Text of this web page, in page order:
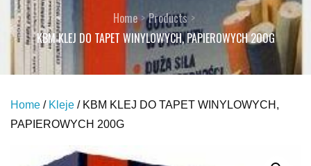
Home
Products
KBM KLEJ DO TAPET WINYLOWYCH, PAPIEROWYCH 200G
Home / Kleje / KBM KLEJ DO TAPET WINYLOWYCH,
PAPIEROWYCH 200G